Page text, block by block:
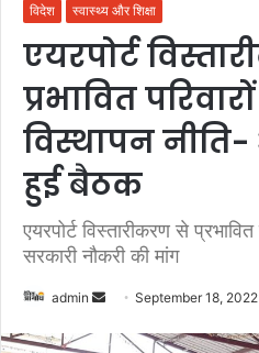
विदेश
स्वास्थ्य और शिक्षा
एयरपोर्ट
प्रभावित
विस्थापन
हुई बैठक
एयरपोर्ट विस्तारीकरण से
सरकारी नौकरी की मांग
admin September 18, 2022